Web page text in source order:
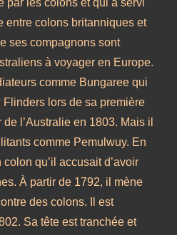
par les colons et qui a servi
entre colons britanniques et
ses compagnons sont
à voyager en Europe.
comme Bungaree qui
lors de sa première
l’Australie en 1803. Mais il
comme Pemulwuy. En
qu’il accusait d’avoir
À partir de 1792, il mène
des colons. Il est
Sa tête est tranchée et